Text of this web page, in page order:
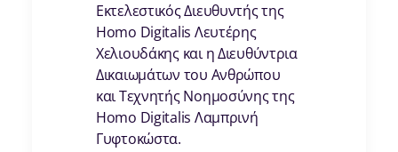
Εκτελεστικός Διευθυντής της
Homo Digitalis Λευτέρης
Χελιουδάκης και η Διευθύντρια
Δικαιωμάτων του Ανθρώπου
και Τεχνητής Νοημοσύνης της
Homo Digitalis Λαμπρινή
Γυφτοκώστα.